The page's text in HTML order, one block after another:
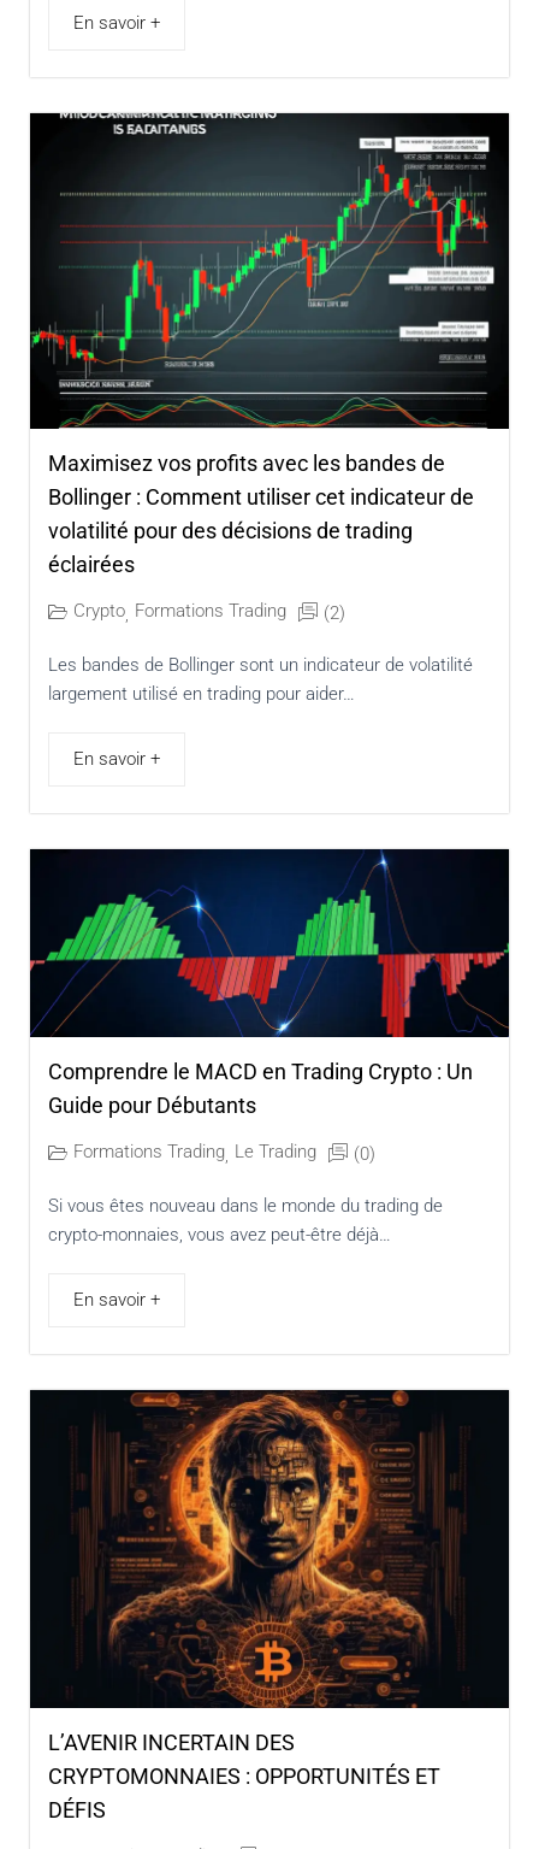
En savoir +
Maximisez vos profits avec les bandes de
Bollinger : Comment utiliser cet indicateur de
volatilité pour des décisions de trading
éclairées
Crypto, Formations Trading (2)
Les bandes de Bollinger sont un indicateur de volatilité
largement utilisé en trading pour aider…
En savoir +
Comprendre le MACD en Trading Crypto : Un
Guide pour Débutants
Formations Trading, Le Trading (0)
Si vous êtes nouveau dans le monde du trading de
crypto-monnaies, vous avez peut-être déjà…
En savoir +
L’AVENIR INCERTAIN DES
CRYPTOMONNAIES : OPPORTUNITÉS ET
DÉFIS